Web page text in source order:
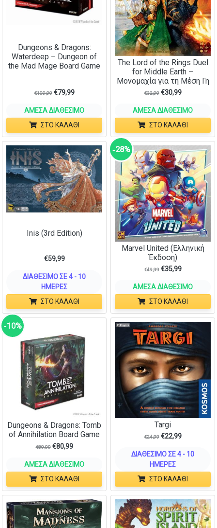
Dungeons & Dragons:
Waterdeep – Dungeon of
the Mad Mage Board Game
€109,99 €79,99
ΆΜΕΣΑ ΔΙΑΘΈΣΙΜΟ
ΣΤΟ ΚΑΛΆΘΙ
The Lord of the Rings Duel
for Middle Earth –
Μονομαχία για τη Μέση Γη
€32,99 €30,99
ΆΜΕΣΑ ΔΙΑΘΈΣΙΜΟ
ΣΤΟ ΚΑΛΆΘΙ
Inis (3rd Edition)
€59,99
ΔΙΑΘΈΣΙΜΟ ΣΕ 4 - 10
ΗΜΈΡΕΣ
ΣΤΟ ΚΑΛΆΘΙ
‑28%
Marvel United (Ελληνική
Έκδοση)
€49,99 €35,99
ΆΜΕΣΑ ΔΙΑΘΈΣΙΜΟ
ΣΤΟ ΚΑΛΆΘΙ
‑10%
Dungeons & Dragons: Tomb
of Annihilation Board Game
€89,99 €80,99
ΆΜΕΣΑ ΔΙΑΘΈΣΙΜΟ
ΣΤΟ ΚΑΛΆΘΙ
Targi
€24,99 €22,99
ΔΙΑΘΈΣΙΜΟ ΣΕ 4 - 10
ΗΜΈΡΕΣ
ΣΤΟ ΚΑΛΆΘΙ